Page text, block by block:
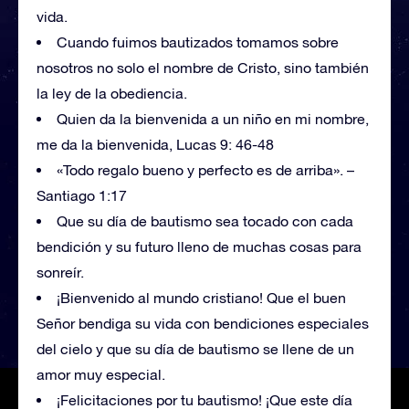
vida.
Cuando fuimos bautizados tomamos sobre
nosotros no solo el nombre de Cristo, sino también
la ley de la obediencia.
Quien da la bienvenida a un niño en mi nombre,
me da la bienvenida, Lucas 9: 46-48
«Todo regalo bueno y perfecto es de arriba». –
Santiago 1:17
Que su día de bautismo sea tocado con cada
bendición y su futuro lleno de muchas cosas para
sonreír.
¡Bienvenido al mundo cristiano! Que el buen
Señor bendiga su vida con bendiciones especiales
del cielo y que su día de bautismo se llene de un
amor muy especial.
¡Felicitaciones por tu bautismo! ¡Que este día